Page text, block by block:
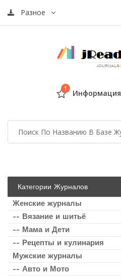
Разное
1 Информация
Категории Журналов
Женские журналы
-- Вязание и шитьё
-- Мама и Дети
-- Рецепты и кулинария
Мужские журналы
-- Авто и Мото